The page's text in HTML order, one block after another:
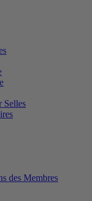
Selles
des Membres